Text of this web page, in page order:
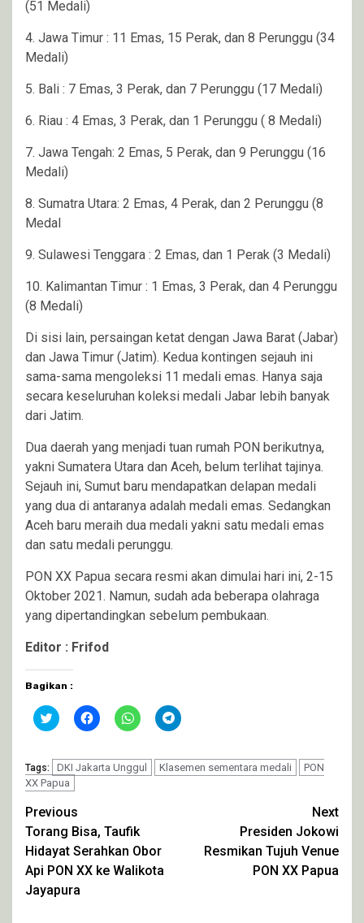
(51 Medali)
4. Jawa Timur : 11 Emas, 15 Perak, dan 8 Perunggu (34
Medali)
5. Bali : 7 Emas, 3 Perak, dan 7 Perunggu (17 Medali)
6. Riau : 4 Emas, 3 Perak, dan 1 Perunggu ( 8 Medali)
7. Jawa Tengah: 2 Emas, 5 Perak, dan 9 Perunggu (16
Medali)
8. Sumatra Utara: 2 Emas, 4 Perak, dan 2 Perunggu (8
Medal
9. Sulawesi Tenggara : 2 Emas, dan 1 Perak (3 Medali)
10. Kalimantan Timur : 1 Emas, 3 Perak, dan 4 Perunggu
(8 Medali)
Di sisi lain, persaingan ketat dengan Jawa Barat (Jabar)
dan Jawa Timur (Jatim). Kedua kontingen sejauh ini
sama-sama mengoleksi 11 medali emas. Hanya saja
secara keseluruhan koleksi medali Jabar lebih banyak
dari Jatim.
Dua daerah yang menjadi tuan rumah PON berikutnya,
yakni Sumatera Utara dan Aceh, belum terlihat tajinya.
Sejauh ini, Sumut baru mendapatkan delapan medali
yang dua di antaranya adalah medali emas. Sedangkan
Aceh baru meraih dua medali yakni satu medali emas
dan satu medali perunggu.
PON XX Papua secara resmi akan dimulai hari ini, 2-15
Oktober 2021. Namun, sudah ada beberapa olahraga
yang dipertandingkan sebelum pembukaan.
Editor : Frifod
Bagikan :
Klik
untuk
Twitter(Membuka
di
jendela
yang
Klik
untuk
Facebook(Membuka
di
jendela
Klik
untuk
WhatsApp(Membuka
di
jendela
Klik
untuk
Telegram(Membuka
di
jendela
Tags: DKI Jakarta Unggul Klasemen sementara medali
PON
XX Papua
Continue
Reading
Previous
Torang Bisa, Taufik
Hidayat Serahkan Obor
Api PON XX ke Walikota
Jayapura
Next
Presiden Jokowi
Resmikan Tujuh Venue
PON XX Papua